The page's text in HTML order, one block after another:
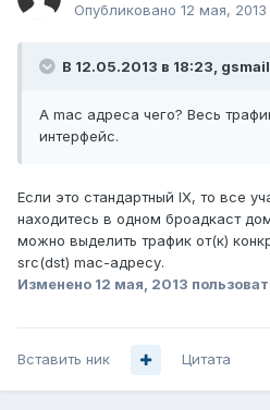
Опубликовано 12 мая, 2013
В 12.05.2013 в 18:23,
А mac адреса чего? Весь
интерфейс.
Если это стандартный IX, то все
находитесь в одном броадкаст
можно выделить трафик от(к)
src(dst) mac-адресу.
Изменено 12 мая, 2013
Вставить ник Цитата